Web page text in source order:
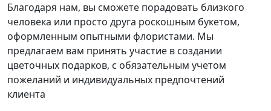
Благодаря нам, вы сможете порадовать близкого
человека или просто друга роскошным букетом,
оформленным опытными флористами. Мы
предлагаем вам принять участие в создании
цветочных подарков, с обязательным учетом
пожеланий и индивидуальных предпочтений
клиента